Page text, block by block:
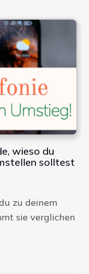
wieso du
solltest
zu deinem
sie verglichen